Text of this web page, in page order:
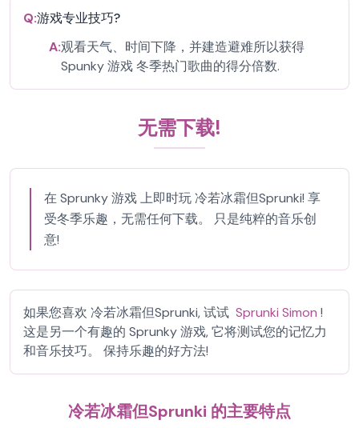
Q:游戏专业技巧?
A:观看天气、时间下降，并建造避难所以获得
Spunky 游戏 冬季热门歌曲的得分倍数.
无需下载!
在 Sprunky 游戏 上即时玩 冷若冰霜但Sprunki! 享
受冬季乐趣，无需任何下载。 只是纯粹的音乐创
意!
如果您喜欢 冷若冰霜但Sprunki, 试试 Sprunki Simon !
这是另一个有趣的 Sprunky 游戏, 它将测试您的记忆力
和音乐技巧。 保持乐趣的好方法!
冷若冰霜但Sprunki 的主要特点